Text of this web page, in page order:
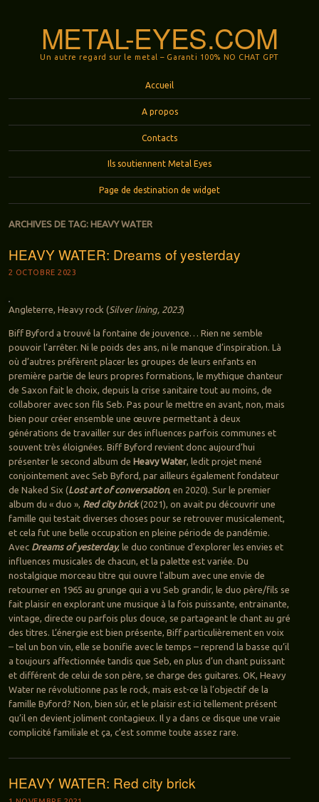
METAL-EYES.COM
Un autre regard sur le metal – Garanti 100% NO CHAT GPT
Accueil
A propos
Contacts
Ils soutiennent Metal Eyes
Page de destination de widget
ARCHIVES DE TAG: HEAVY WATER
HEAVY WATER: Dreams of yesterday
2 OCTOBRE 2023
Angleterre, Heavy rock (Silver lining, 2023)
Biff Byford a trouvé la fontaine de jouvence… Rien ne semble
pouvoir l’arrêter. Ni le poids des ans, ni le manque d’inspiration. Là
où d’autres préfèrent placer les groupes de leurs enfants en
première partie de leurs propres formations, le mythique chanteur
de Saxon fait le choix, depuis la crise sanitaire tout au moins, de
collaborer avec son fils Seb. Pas pour le mettre en avant, non, mais
bien pour créer ensemble une œuvre permettant à deux
générations de travailler sur des influences parfois communes et
souvent très éloignées. Biff Byford revient donc aujourd’hui
présenter le second album de Heavy Water, ledit projet mené
conjointement avec Seb Byford, par ailleurs également fondateur
de Naked Six (Lost art of conversation, en 2020). Sur le premier
album du « duo », Red city brick(2021), on avait pu découvrir une
famille qui testait diverses choses pour se retrouver musicalement,
et cela fut une belle occupation en pleine période de pandémie.
Avec Dreams of yesterday, le duo continue d’explorer les envies et
influences musicales de chacun, et la palette est variée. Du
nostalgique morceau titre qui ouvre l’album avec une envie de
retourner en 1965 au grunge qui a vu Seb grandir, le duo père/fils se
fait plaisir en explorant une musique à la fois puissante, entrainante,
vintage, directe ou parfois plus douce, se partageant le chant au gré
des titres. L’énergie est bien présente, Biff particulièrement en voix
– tel un bon vin, elle se bonifie avec le temps – reprend la basse qu’il
a toujours affectionnée tandis que Seb, en plus d’un chant puissant
et différent de celui de son père, se charge des guitares. OK, Heavy
Water ne révolutionne pas le rock, mais est-ce là l’objectif de la
famille Byford? Non, bien sûr, et le plaisir est ici tellement présent
qu’il en devient joliment contagieux. Il y a dans ce disque une vraie
complicité familiale et ça, c’est somme toute assez rare.
HEAVY WATER: Red city brick